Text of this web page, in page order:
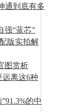
通到底有多
强“蓝芯”
版实拍解
图赏析
离这6种
的中